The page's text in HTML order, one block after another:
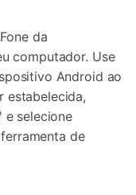
da
computador. Use
Android ao
estabelecida,
e selecione
de